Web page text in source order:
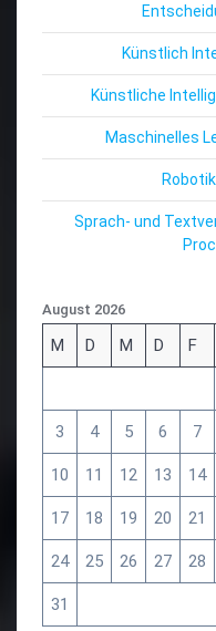
Künstlich
Künstliche
Maschinelles
Sprach- und
August 2026
M D M D F
3 4 5 6 7
10 11 12 13 14
17 18 19 20 21
24 25 26 27 28
31